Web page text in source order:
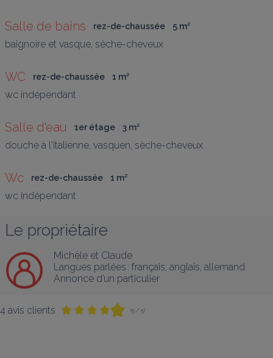
Salle de bains rez-de-chaussée 5 m²
baignoire et vasque, sèche-cheveux
WC rez-de-chaussée 1 m²
wc indépendant
Salle d'eau 1er étage 3 m²
douche à l'italienne, vasquen, sèche-cheveux
Wc rez-de-chaussée 1 m²
wc indépendant
Le propriétaire
Michèle et Claude
Langues parlées : français anglais allemand
Annonce d’un particulier
4 avis clients (5 / 5)